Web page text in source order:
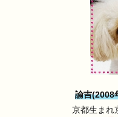
諭吉(2008
京都生まれ